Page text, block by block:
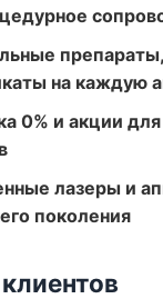
препараты,
на каждую
0% и акции
лазеры и
поколения